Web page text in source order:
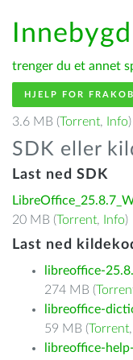
trenger du et annet
HJELP FOR
3.6 MB (Torrent, Info)
SDK eller
Last ned SDK
20 MB (Torrent, Info)
Last ned
libreoffice-
274 MB (
libreoffice-
59 MB (Torrent,
libreoffice-